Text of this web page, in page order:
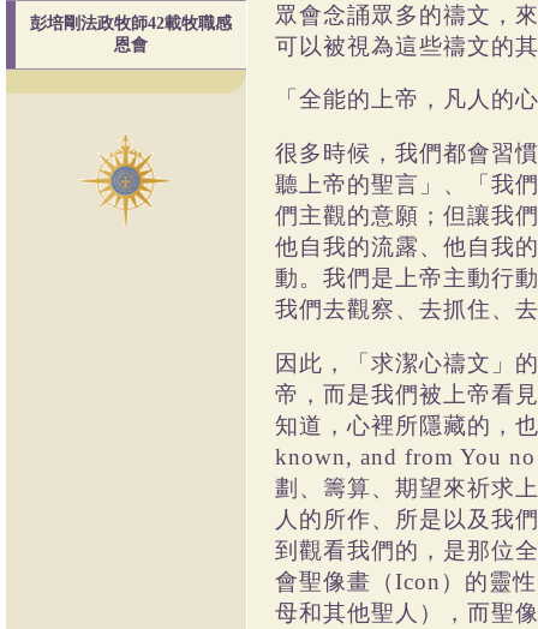
彭培剛法政牧師42載牧職感
恩會
眾會念誦眾多的禱文，
可以被視為這些禱文的
「全能的上帝，凡人的
很多時候，我們都會習
聽上帝的聖言」、「我
們主觀的意願；但讓我
他自我的流露、他自我
動。我們是上帝主動行
我們去觀察、去抓住、
因此，「求潔心禱文」
帝，而是我們被上帝看
知道，心裡所隱藏的，
known, and from You no
劃、籌算、期望來祈求
人的所作、所是以及我
到觀看我們的，是那位
會聖像畫（Icon ）的靈
母和其他聖人），而聖